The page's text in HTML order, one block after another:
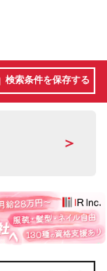
検索条件を保存する
＞